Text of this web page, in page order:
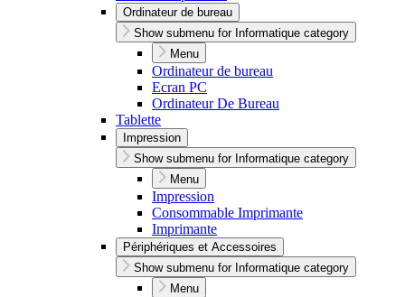
Ordinateur de bureau
Show submenu for Informatique category
Menu
Ordinateur de bureau
Ecran PC
Ordinateur De Bureau
Tablette
Impression
Show submenu for Informatique category
Menu
Impression
Consommable Imprimante
Imprimante
Périphériques et Accessoires
Show submenu for Informatique category
Menu